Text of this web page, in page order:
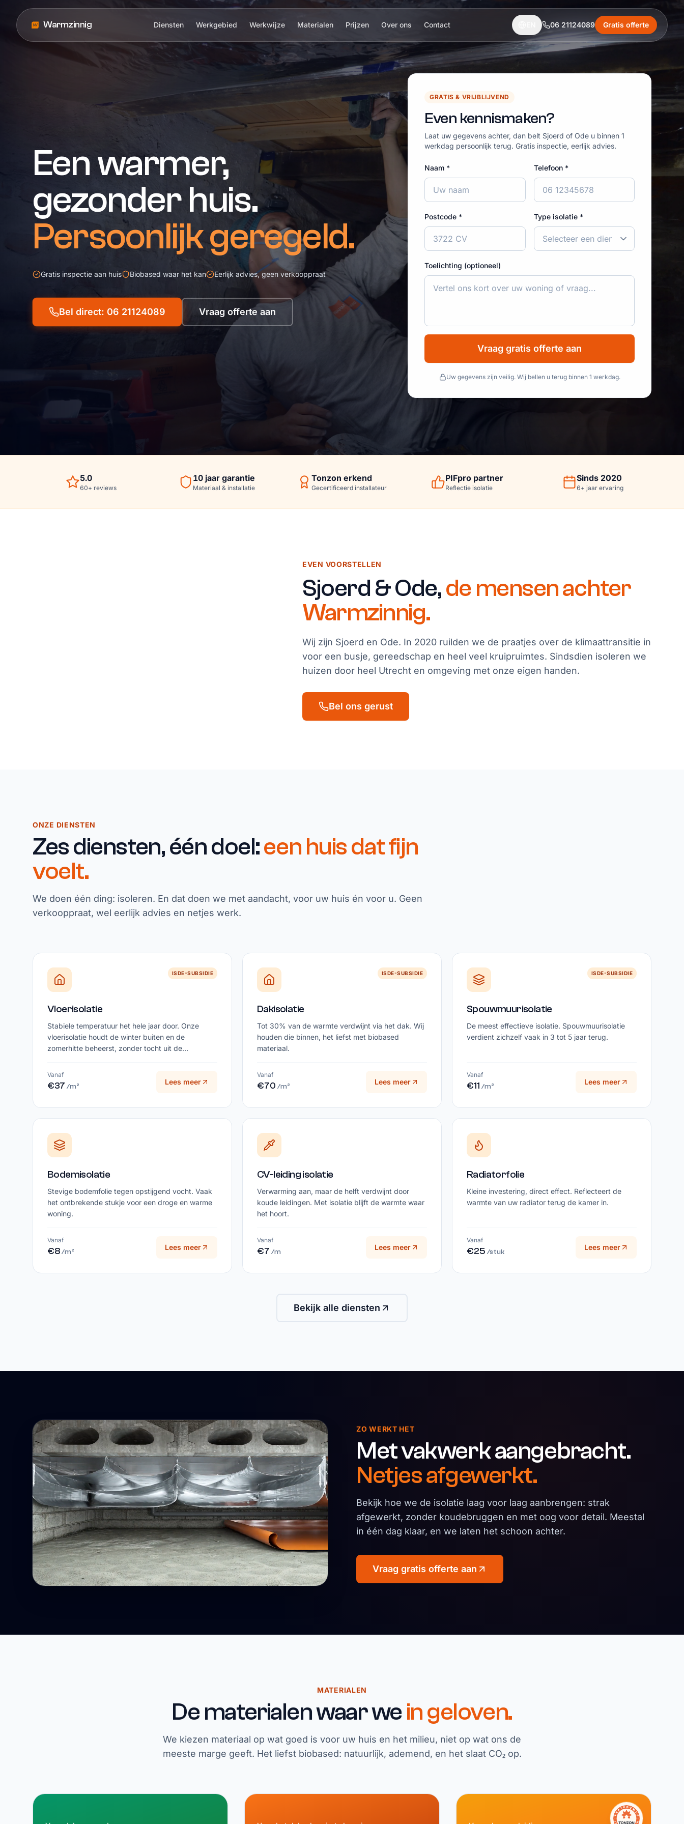
Warmzinnig Diensten Werkgebied Werkwijze Materialen Prijzen Over ons Contact 06 21124089 Gratis offerte
Een warmer,
gezonder huis.
Persoonlijk geregeld.
Gratis inspectie aan huis Biobased waar het kan Eerlijk advies, geen verkooppraat
Bel direct: 06 21124089 Vraag offerte aan
GRATIS & VRIJBLIJVEND
Even kennismaken?
Laat uw gegevens achter, dan belt Sjoerd of Ode u binnen 1
werkdag persoonlijk terug. Gratis inspectie, eerlijk advies.
Naam * Telefoon *
Postcode * Type isolatie *
Toelichting (optioneel)
Vraag gratis offerte aan
Uw gegevens zijn veilig. Wij bellen u terug binnen 1 werkdag.
5.0
60+ reviews
10 jaar garantie
Materiaal & installatie
Tonzon erkend
Gecertificeerd installateur
PIFpro partner
Reflectie isolatie
Sinds 2020
6+ jaar ervaring
EVEN VOORSTELLEN
Sjoerd & Ode,de mensen achter
Warmzinnig.
Wij zijn Sjoerd en Ode. In 2020 ruilden we de praatjes over de klimaattransitie in
voor een busje, gereedschap en heel veel kruipruimtes. Sindsdien isoleren we
huizen door heel Utrecht en omgeving met onze eigen handen.
Bel ons gerust
ONZE DIENSTEN
Zes diensten, één doel:een huis dat fijn
voelt.
We doen één ding: isoleren. En dat doen we met aandacht, voor uw huis én voor u. Geen
verkooppraat, wel eerlijk advies en netjes werk.
ISDE-SUBSIDIE
Vloerisolatie
Stabiele temperatuur het hele jaar door. Onze
vloerisolatie houdt de winter buiten en de
zomerhitte beheerst, zonder tocht uit de
Vanaf
€37 /m²
Lees meer
ISDE-SUBSIDIE
Dakisolatie
Tot 30% van de warmte verdwijnt via het dak. Wij
houden die binnen, het liefst met biobased
materiaal.
Vanaf
€70 /m²
Lees meer
ISDE-SUBSIDIE
Spouwmuurisolatie
De meest effectieve isolatie. Spouwmuurisolatie
verdient zichzelf vaak in 3 tot 5 jaar terug.
Vanaf
€11 /m²
Lees meer
Bodemisolatie
Stevige bodemfolie tegen opstijgend vocht. Vaak
het ontbrekende stukje voor een droge en warme
woning.
Vanaf
€8/m²
Lees meer
CV-leiding isolatie
Verwarming aan, maar de helft verdwijnt door
koude leidingen. Met isolatie blijft de warmte waar
het hoort.
Vanaf
€7 /m
Lees meer
Radiatorfolie
Kleine investering, direct effect. Reflecteert de
warmte van uw radiator terug de kamer in.
Vanaf
€25 /stuk
Lees meer
Bekijk alle diensten
ZO WERKT HET
Met vakwerk aangebracht.
Netjes afgewerkt.
Bekijk hoe we de isolatie laag voor laag aanbrengen: strak
afgewerkt, zonder koudebruggen en met oog voor detail. Meestal
in één dag klaar, en we laten het schoon achter.
Vraag gratis offerte aan
MATERIALEN
De materialen waar we in geloven.
We kiezen materiaal op wat goed is voor uw huis en het milieu, niet op wat ons de
meeste marge geeft. Het liefst biobased: natuurlijk, ademend, en het slaat CO₂ op.